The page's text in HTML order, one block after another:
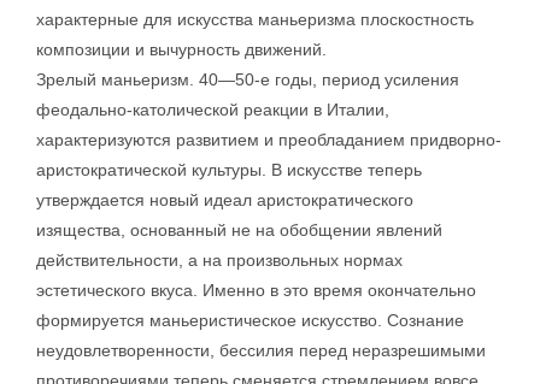
характерные для искусства маньеризма плоскостность
композиции и вычурность движений.
Зрелый маньеризм. 40—50-е годы, период усиления
феодально-католической реакции в Италии,
характеризуются развитием и преобладанием придворно-
аристократической культуры. В искусстве теперь
утверждается новый идеал аристократического
изящества, основанный не на обобщении явлений
действительности, а на произвольных нормах
эстетического вкуса. Именно в это время окончательно
формируется маньеристическое искусство. Сознание
неудовлетворенности, бессилия перед неразрешимыми